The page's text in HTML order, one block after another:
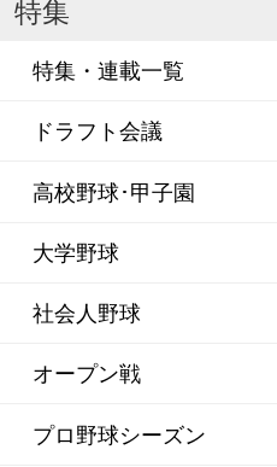
特集
特集・連載一覧
ドラフト会議
高校野球･甲子園
大学野球
社会人野球
オープン戦
プロ野球シーズン